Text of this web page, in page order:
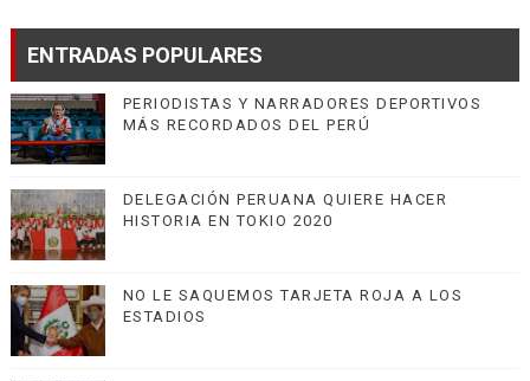
ENTRADAS POPULARES
PERIODISTAS Y NARRADORES DEPORTIVOS
MÁS RECORDADOS DEL PERÚ
DELEGACIÓN PERUANA QUIERE HACER
HISTORIA EN TOKIO 2020
NO LE SAQUEMOS TARJETA ROJA A LOS
ESTADIOS